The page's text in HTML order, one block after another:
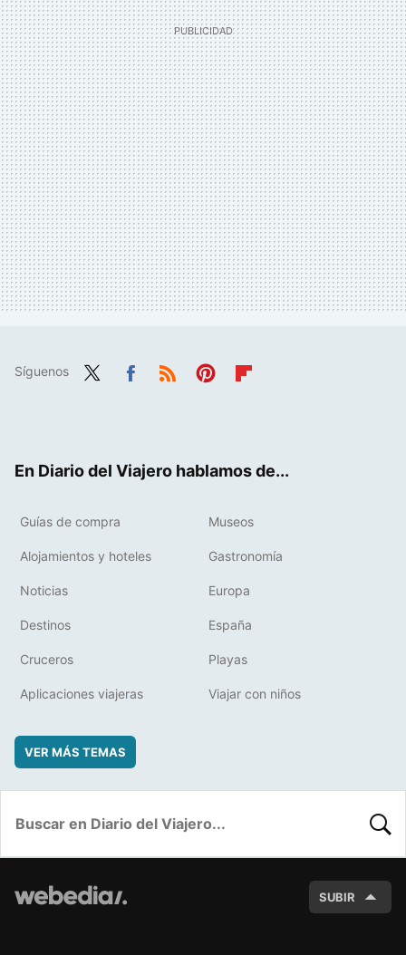
Síguenos
En Diario del Viajero hablamos de...
Guías de compra Museos
Alojamientos y hoteles Gastronomía
Noticias Europa
Destinos España
Cruceros Playas
Aplicaciones viajeras Viajar con niños
VER MÁS TEMAS
SUBIR